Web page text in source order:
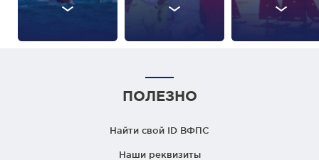
ПОЛЕЗНО
Найти свой ID ВФПС
Наши реквизиты